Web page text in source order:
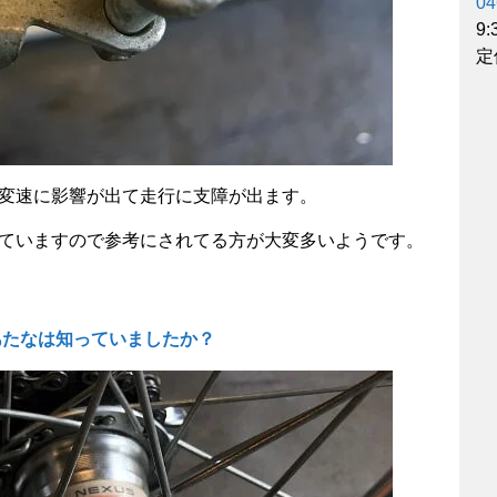
速に影響が出て走行に支障が出ます。
ますので参考にされてる方が大変多いようです。
なは知っていましたか？